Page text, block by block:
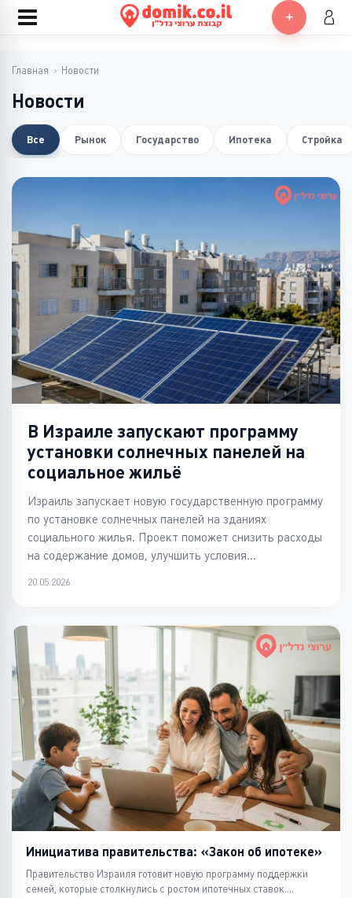
Главная › Новости
Новости
Все Рынок Государство Ипотека Стройка
В Израиле запускают программу
установки солнечных панелей на
социальное жильё
Израиль запускает новую государственную программу
по установке солнечных панелей на зданиях
социального жилья. Проект поможет снизить расходы
на содержание домов, улучшить условия...
20.05.2026
Инициатива правительства: «Закон об ипотеке»
Правительство Израиля готовит новую программу поддержки
семей, которые столкнулись с ростом ипотечных ставок....